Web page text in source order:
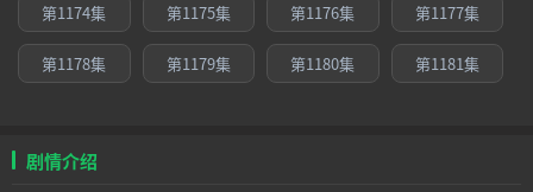
第1174集 第1175集 第1176集 第1177集
第1178集 第1179集 第1180集 第1181集
剧情介绍